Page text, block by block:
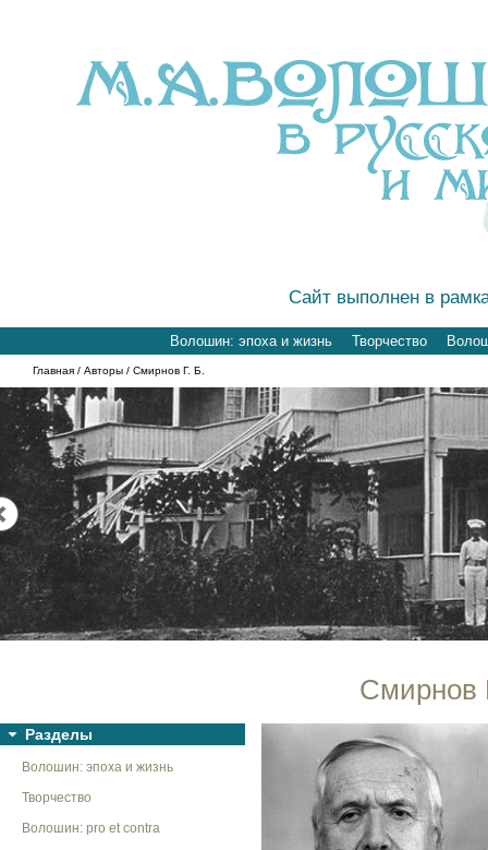
Сайт выполнен в
Волошин: эпоха и жизнь Творчество
Главная / Авторы / Смирнов Г. Б.
Next
Смирнов
Разделы
Волошин: эпоха и жизнь
Творчество
Волошин: pro et contra